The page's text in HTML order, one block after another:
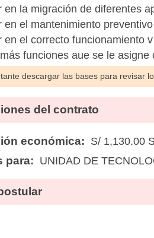
en la migración de diferentes
en el mantenimiento
en el correcto funcionamiento
funciones aue se le
descargar las bases para revisar
del contrato
económica: S/ 1,130.00
para: UNIDAD DE